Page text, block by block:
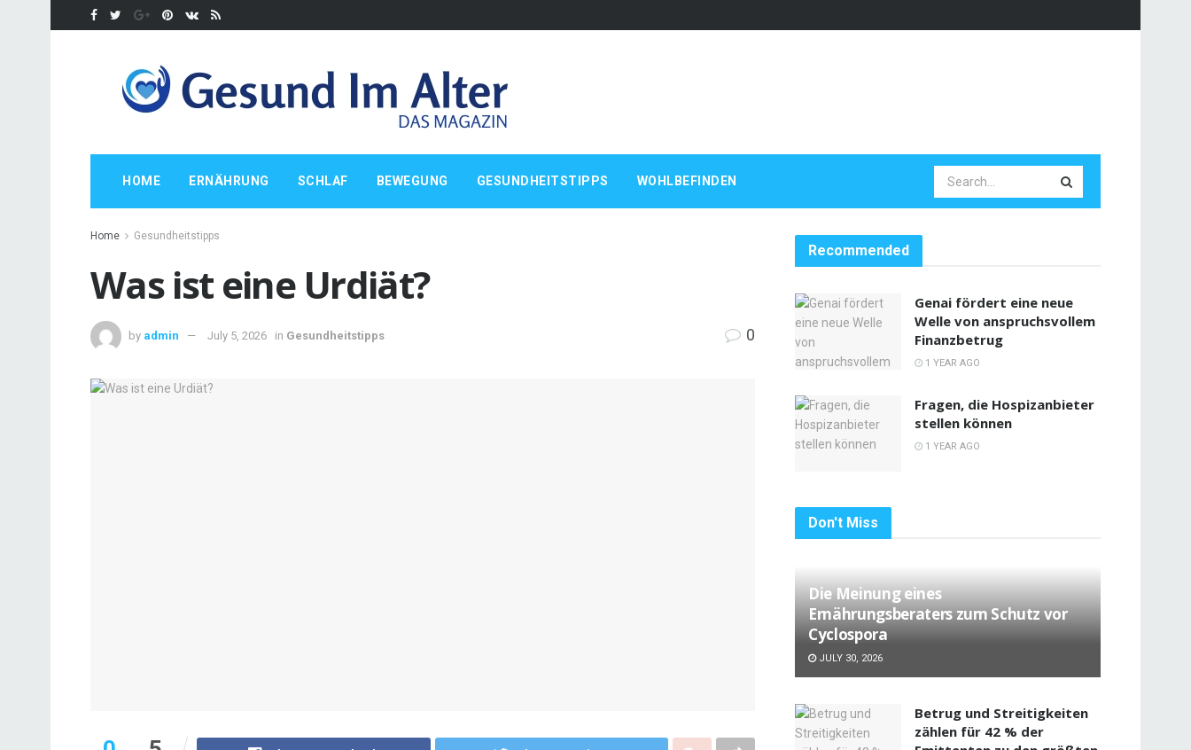
HOME ERNÄHRUNG SCHLAF BEWEGUNG GESUNDHEITSTIPPS WOHLBEFINDEN
Home Gesundheitstipps
Was ist eine Urdiät?
by admin July 5, 2026 in Gesundheitstipps 0
Recommended
Genai fördert eine neue
Welle von anspruchsvollem
Finanzbetrug
1 YEAR AGO
Fragen, die Hospizanbieter
stellen können
1 YEAR AGO
Don't Miss
Die Meinung eines
Ernährungsberaters zum Schutz vor
Cyclospora
JULY 30, 2026
Betrug und Streitigkeiten
zählen für 42 % der